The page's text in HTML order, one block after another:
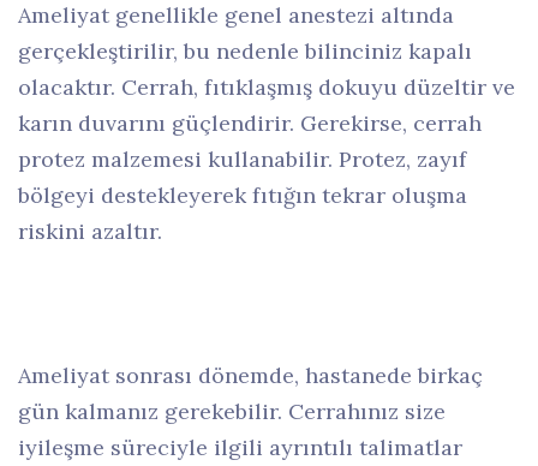
Ameliyat genellikle genel anestezi altında
gerçekleştirilir, bu nedenle bilinciniz kapalı
olacaktır. Cerrah, fıtıklaşmış dokuyu düzeltir ve
karın duvarını güçlendirir. Gerekirse, cerrah
protez malzemesi kullanabilir. Protez, zayıf
bölgeyi destekleyerek fıtığın tekrar oluşma
riskini azaltır.
Ameliyat sonrası dönemde, hastanede birkaç
gün kalmanız gerekebilir. Cerrahınız size
iyileşme süreciyle ilgili ayrıntılı talimatlar